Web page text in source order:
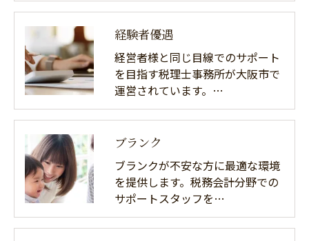
経験者優遇
経営者様と同じ目線でのサポート
を目指す税理士事務所が大阪市で
運営されています。…
ブランク
ブランクが不安な方に最適な環境
を提供します。税務会計分野での
サポートスタッフを…